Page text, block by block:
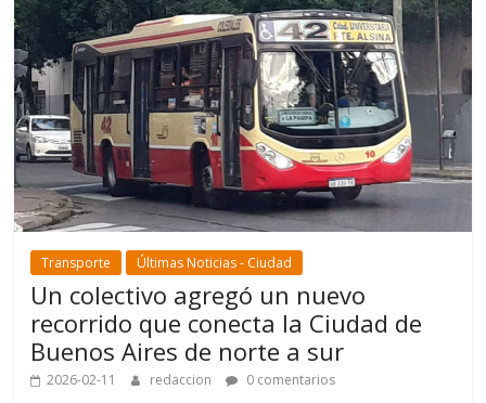
Transporte Últimas Noticias - Ciudad
Un colectivo agregó un nuevo
recorrido que conecta la Ciudad de
Buenos Aires de norte a sur
2026-02-11 redaccion 0 comentarios